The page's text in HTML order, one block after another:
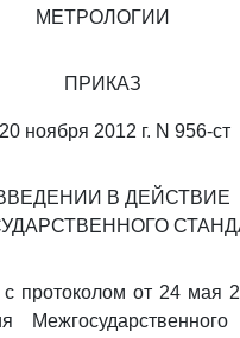
МЕТРОЛОГИИ
ПРИКАЗ
ноября 2012 г. N 956-ст
В ДЕЙСТВИЕ
с протоколом от 24 мая